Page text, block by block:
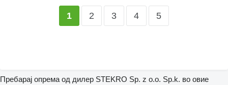
1 2 3 4 5
Пребарај опрема од дилер STEKRO Sp. z o.o. Sp.k. во овие